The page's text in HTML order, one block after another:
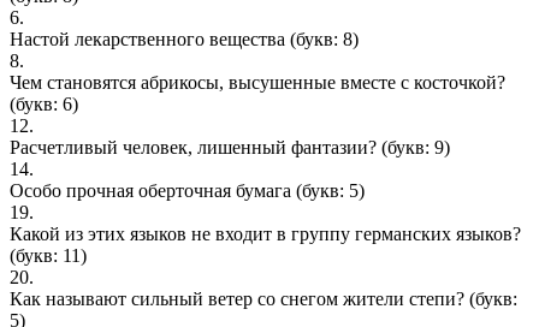
6.
Настой лекарственного вещества (букв: 8)
8.
Чем становятся абрикосы, высушенные вместе с косточкой?
(букв: 6)
12.
Расчетливый человек, лишенный фантазии? (букв: 9)
14.
Особо прочная оберточная бумага (букв: 5)
19.
Какой из этих языков не входит в группу германских языков?
(букв: 11)
20.
Как называют сильный ветер со снегом жители степи? (букв:
5)